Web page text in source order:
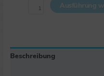
Ausführung
Beschreibung